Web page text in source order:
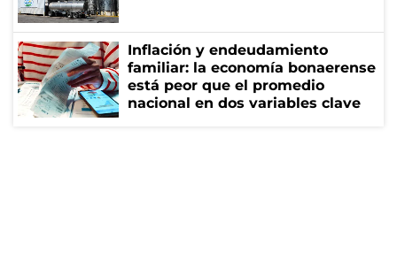
Inflación y endeudamiento
familiar: la economía bonaerense
está peor que el promedio
nacional en dos variables clave